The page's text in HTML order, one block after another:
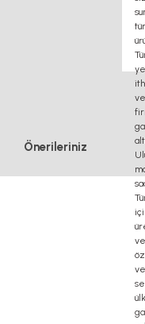
Önerileriniz